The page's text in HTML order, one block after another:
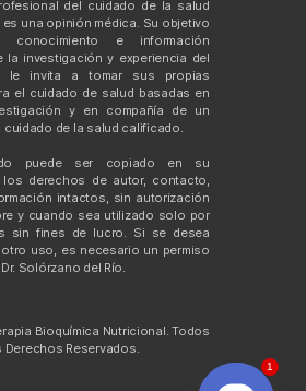
del cuidado de la salud
una opinión médica. Su objetivo
conocimiento e información
la investigación y experiencia del
le invita a tomar sus propias
el cuidado de salud basadas en
y en compañía de un
cuidado de la salud calificado.
puede ser copiado en su
derechos de autor, contacto,
intactos, sin autorización
y cuando sea utilizado solo por
sin fines de lucro. Si se desea
uso, es necesario un permiso
Solórzano del Río.
Bioquímica Nutricional. Todos
Derechos Reservados.
1